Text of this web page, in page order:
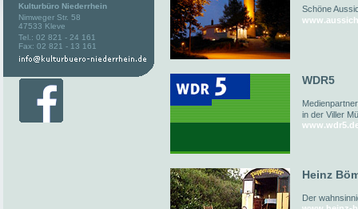
Kulturbüro Niederrhein
Nimweger Str. 58
47533 Kleve
Tel.: 02 821 - 24 161
Fax: 02 821 - 13 161
Schöne
WDR5
in der Viller
Heinz
Der